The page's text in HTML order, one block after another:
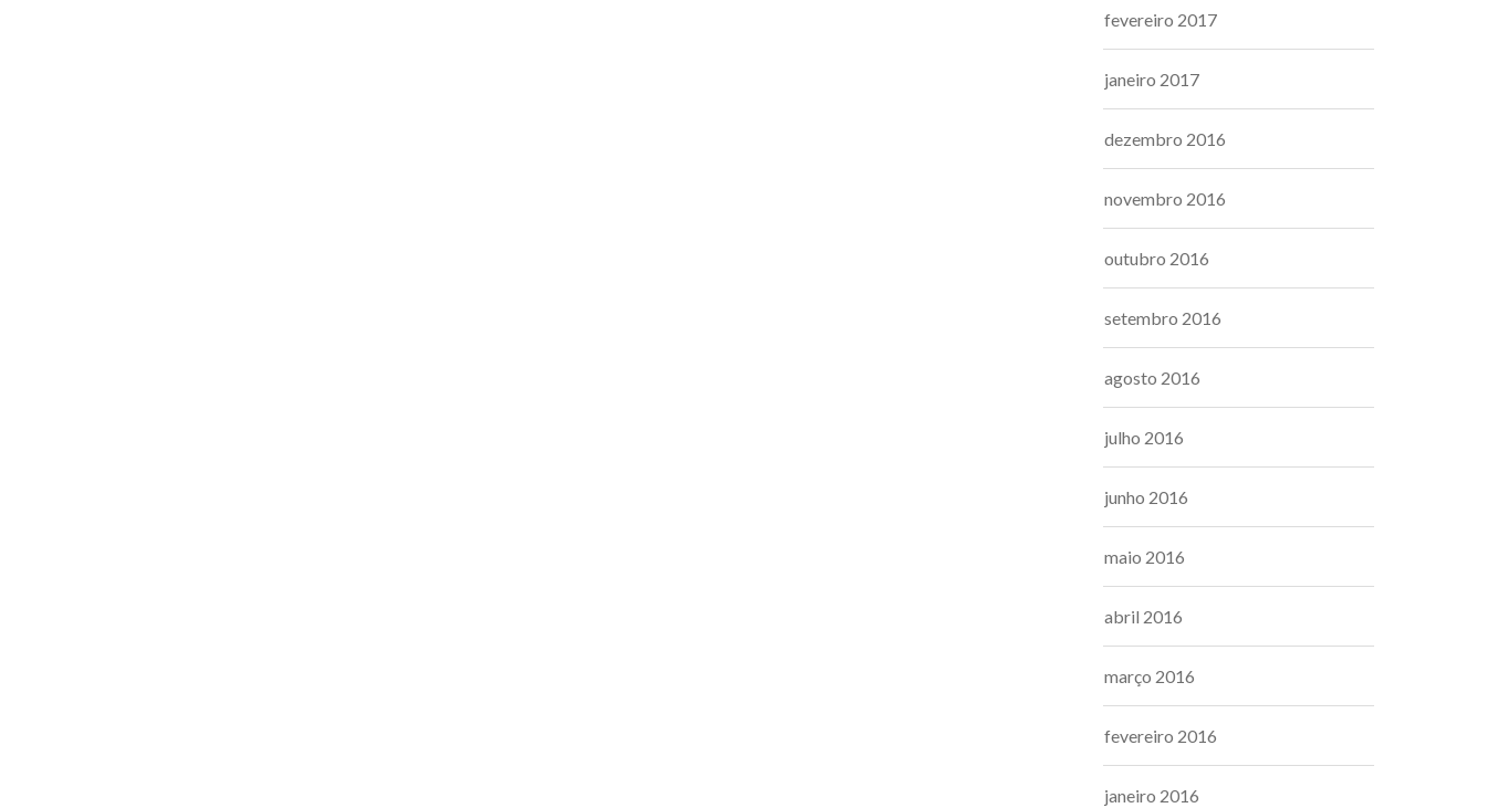
fevereiro 2017
janeiro 2017
dezembro 2016
novembro 2016
outubro 2016
setembro 2016
agosto 2016
julho 2016
junho 2016
maio 2016
abril 2016
março 2016
fevereiro 2016
janeiro 2016